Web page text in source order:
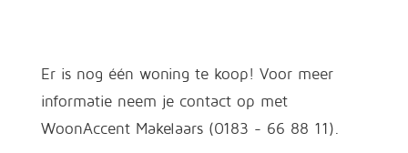
Er is nog één woning te koop! Voor meer
informatie neem je contact op met
WoonAccent Makelaars (0183 - 66 88 11).